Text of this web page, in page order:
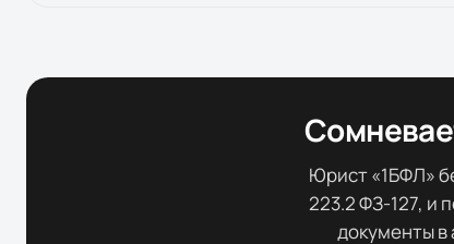
Юрист «1БФЛ»
223.2 ФЗ-127, и
документы в